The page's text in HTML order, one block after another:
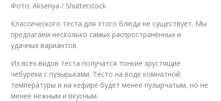
Фото: Aksenya / Shutterstock
Классического теста для этого блюда не существует. Мы
предлагаем несколько самых распространённых и
удачных вариантов.
Из всех видов теста получатся тонкие хрустящие
чебуреки с пузырьками. Тесто на воде комнатной
температуры и на кефире будет менее пузырчатым, но не
менее нежным и вкусным.